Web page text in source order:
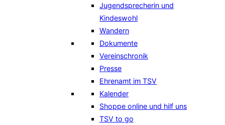
Jugendsprecherin und
Kindeswohl
Wandern
Dokumente
Vereinschronik
Presse
Ehrenamt im TSV
Kalender
Shoppe online und hilf uns
TSV to go